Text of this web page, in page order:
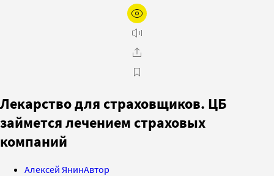
Лекарство для страховщиков. ЦБ
займется лечением страховых
компаний
Алексей ЯнинАвтор